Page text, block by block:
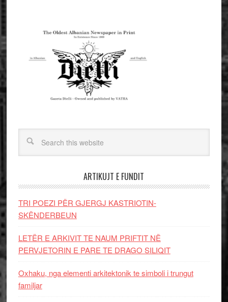
ARTIKUJT E FUNDIT
TRI POEZI PËR GJERGJ KASTRIOTIN-
SKËNDERBEUN
LETËR E ARKIVIT TE NAUM PRIFTIT NË
PERVJETORIN E PARE TE DRAGO SILIQIT
Oxhaku, nga elementi arkitektonik te simboli i trungut
familjar